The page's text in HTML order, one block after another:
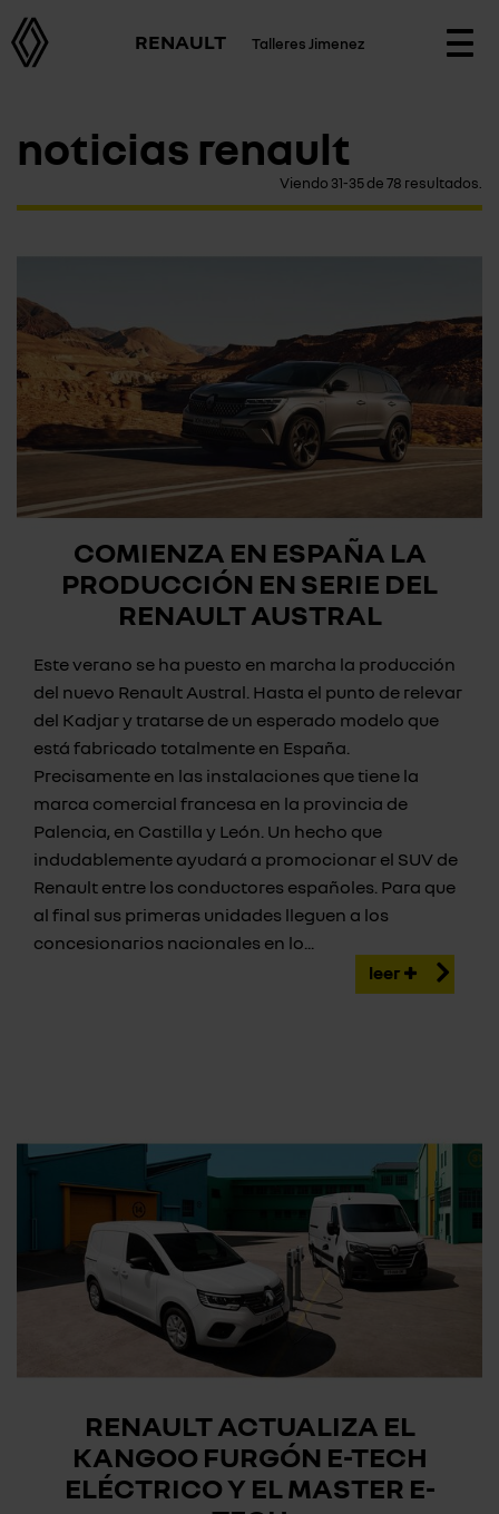
RENAULT Talleres Jimenez
noticias renault
Viendo 31-35 de 78 resultados.
COMIENZA EN ESPAÑA LA
PRODUCCIÓN EN SERIE DEL
RENAULT AUSTRAL
Este verano se ha puesto en marcha la producción
del nuevo Renault Austral. Hasta el punto de relevar
del Kadjar y tratarse de un esperado modelo que
está fabricado totalmente en España.
Precisamente en las instalaciones que tiene la
marca comercial francesa en la provincia de
Palencia, en Castilla y León. Un hecho que
indudablemente ayudará a promocionar el SUV de
Renault entre los conductores españoles. Para que
al final sus primeras unidades lleguen a los
concesionarios nacionales en lo...
leer
RENAULT ACTUALIZA EL
KANGOO FURGÓN E-TECH
ELÉCTRICO Y EL MASTER E-